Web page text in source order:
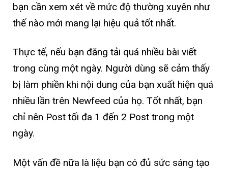
bạn cần xem xét về mức độ thường xuyên như
thế nào mới mang lại hiệu quả tốt nhất.
Thực tế, nếu bạn đăng tải quá nhiều bài viết
trong cùng một ngày. Người dùng sẽ cảm thấy
bị làm phiền khi nội dung của bạn xuất hiện quá
nhiều lần trên Newfeed của họ. Tốt nhất, bạn
chỉ nên Post tối đa 1 đến 2 Post trong một
ngày.
Một vấn đề nữa là liệu bạn có đủ sức sáng tạo